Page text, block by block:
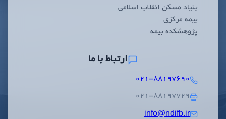
بنیاد مسکن انقلاب اسلامی
بیمه مرکزی
پژوهشکده بیمه
ارتباط با ما
۰۲۱-۸۸۱۹۷۶۹۰
۰۲۱-۸۸۱۹۷۷۲۹
info@ndifb.ir